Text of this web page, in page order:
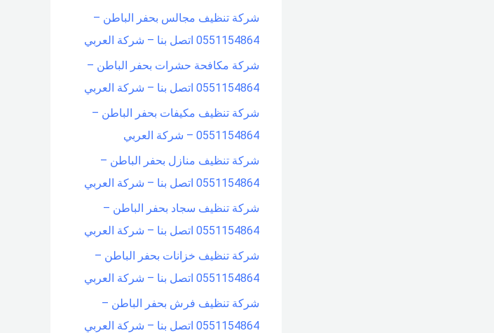
شركة تنظيف مجالس بحفر الباطن –
0551154864 اتصل بنا – شركة العربي
شركة مكافحة حشرات بحفر الباطن –
0551154864 اتصل بنا – شركة العربي
شركة تنظيف مكيفات بحفر الباطن –
0551154864 – شركة العربي
شركة تنظيف منازل بحفر الباطن –
0551154864 اتصل بنا – شركة العربي
شركة تنظيف سجاد بحفر الباطن –
0551154864 اتصل بنا – شركة العربي
شركة تنظيف خزانات بحفر الباطن –
0551154864 اتصل بنا – شركة العربي
شركة تنظيف فرش بحفر الباطن –
0551154864 اتصل بنا – شركة العربي